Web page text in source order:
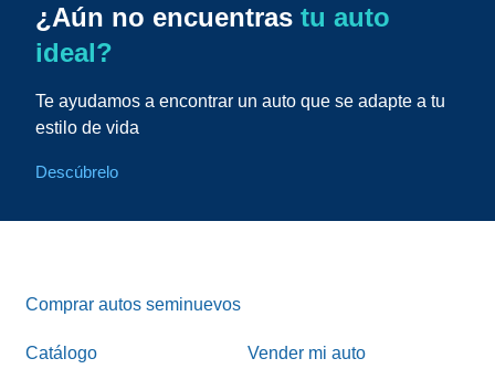
¿Aún no encuentras tu auto
ideal?
Te ayudamos a encontrar un auto que se adapte a tu
estilo de vida
Descúbrelo
Comprar autos seminuevos
Catálogo Vender mi auto